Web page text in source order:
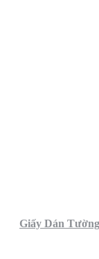
Giấy Dán